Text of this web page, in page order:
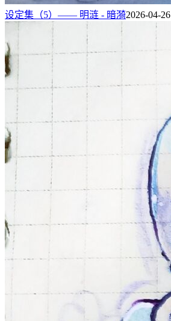
设定集（5）—— 明涟 - 暗漪2026-04-26